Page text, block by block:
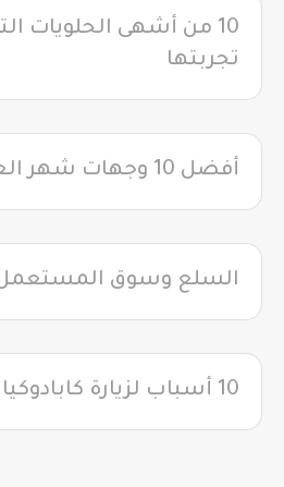
10 من أشهى الحلويات
تجربتها
أفضل 10 وجهات شهر العسل في تركيا
السلع وسوق
10 أسباب لزيارة كابادوكيا